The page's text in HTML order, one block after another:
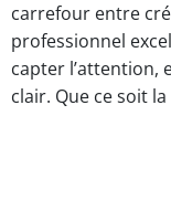
carrefour entre
professionnel
capter l’attention,
clair. Que ce soit